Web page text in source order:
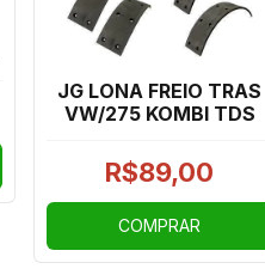
JG LONA FREIO TRAS
VW/275 KOMBI TDS
R$89,00
COMPRAR